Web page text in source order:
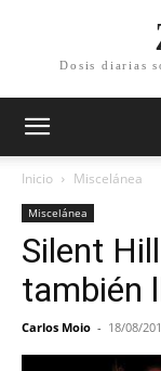
Dosis diarias
Inicio Miscelánea
Miscelánea
Silent
también
Carlos Moio - 18/08/